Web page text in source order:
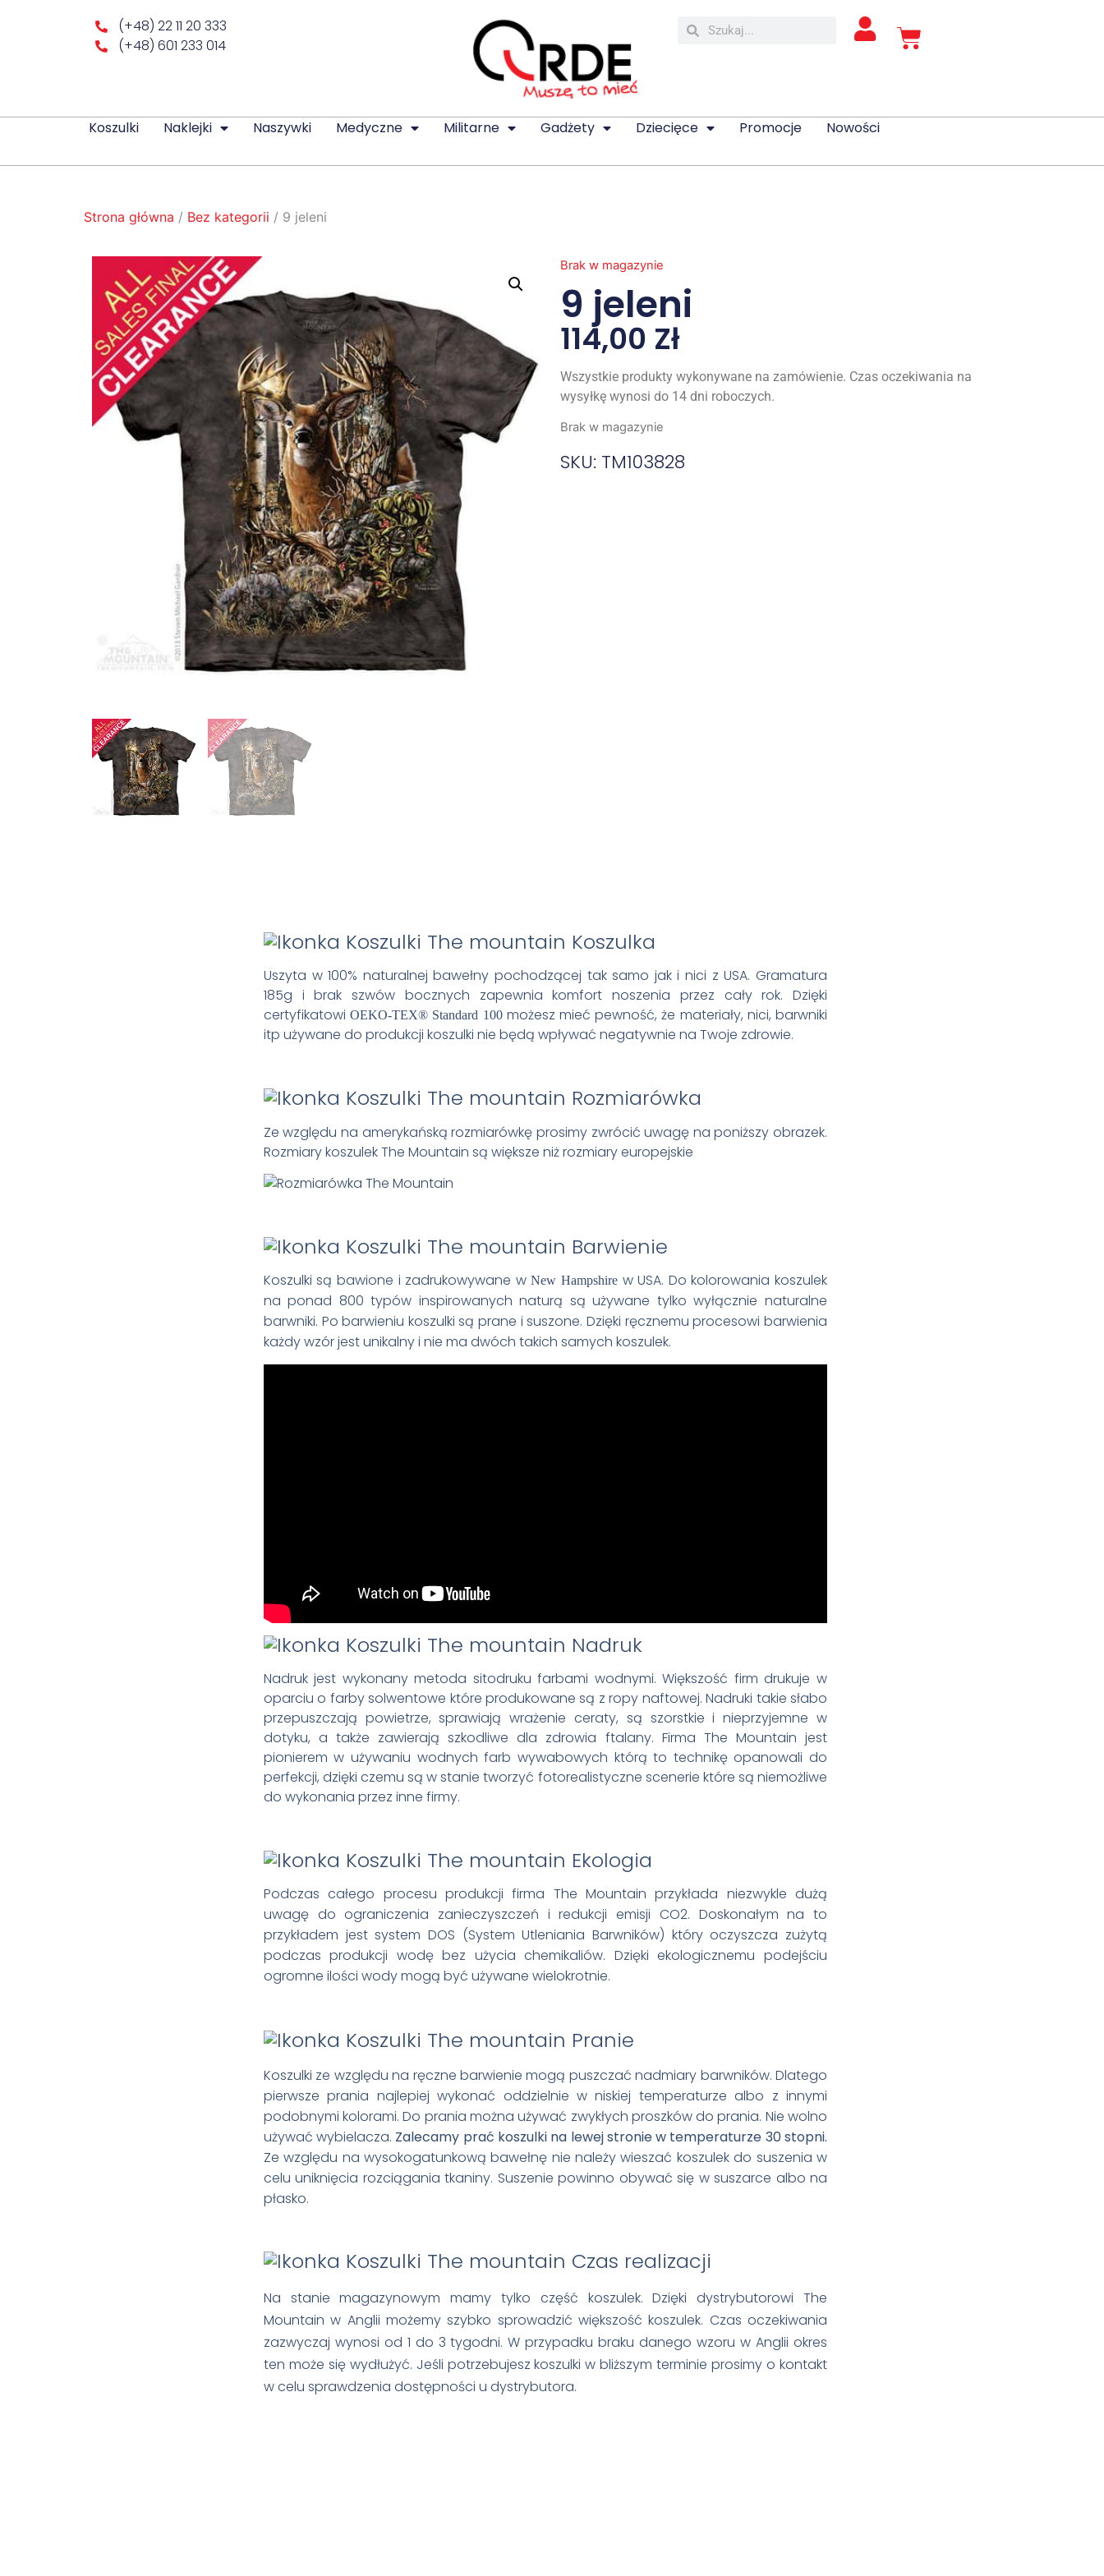
(+48) 22 11 20 333
(+48) 601 233 014
Koszulki Naklejki Naszywki Medyczne Militarne Gadżety Dziecięce Promocje Nowości
Strona główna / Bez kategorii / 9 jeleni
Brak w magazynie
9 jeleni
114,00 Zł
Wszystkie produkty wykonywane na zamówienie. Czas oczekiwania na
wysyłkę wynosi do 14 dni roboczych.
Brak w magazynie
SKU: TM103828
Koszulka
Uszyta w 100% naturalnej bawełny pochodzącej tak samo jak i nici z USA. Gramatura
185g i brak szwów bocznych zapewnia komfort noszenia przez cały rok. Dzięki
certyfikatowiOEKO-TEX® Standard 100 możesz mieć pewność, że materiały, nici, barwniki
itp używane do produkcji koszulki nie będą wpływać negatywnie na Twoje zdrowie.
Rozmiarówka
Ze względu na amerykańską rozmiarówkę prosimy zwrócić uwagę na poniższy obrazek.
Rozmiary koszulek The Mountain są większe niż rozmiary europejskie
Barwienie
Koszulki są bawione i zadrukowywane wNew Hampshire w USA. Do kolorowania koszulek
na ponad 800 typów inspirowanych naturą są używane tylko wyłącznie naturalne
barwniki. Po barwieniu koszulki są prane i suszone. Dzięki ręcznemu procesowi barwienia
każdy wzór jest unikalny i nie ma dwóch takich samych koszulek.
Nadruk
Nadruk jest wykonany metoda sitodruku farbami wodnymi. Większość firm drukuje w
oparciu o farby solwentowe które produkowane są z ropy naftowej. Nadruki takie słabo
przepuszczają powietrze, sprawiają wrażenie ceraty, są szorstkie i nieprzyjemne w
dotyku, a także zawierają szkodliwe dla zdrowia ftalany. Firma The Mountain jest
pionierem w używaniu wodnych farb wywabowych którą to technikę opanowali do
perfekcji, dzięki czemu są w stanie tworzyć fotorealistyczne scenerie które są niemożliwe
do wykonania przez inne firmy.
Ekologia
Podczas całego procesu produkcji firma The Mountain przykłada niezwykle dużą
uwagę do ograniczenia zanieczyszczeń i redukcji emisji CO2. Doskonałym na to
przykładem jest system DOS (System Utleniania Barwników) który oczyszcza zużytą
podczas produkcji wodę bez użycia chemikaliów. Dzięki ekologicznemu podejściu
ogromne ilości wody mogą być używane wielokrotnie.
Pranie
Koszulki ze względu na ręczne barwienie mogą puszczać nadmiary barwników. Dlatego
pierwsze prania najlepiej wykonać oddzielnie w niskiej temperaturze albo z innymi
podobnymi kolorami. Do prania można używać zwykłych proszków do prania. Nie wolno
używać wybielacza. Zalecamy prać koszulki na lewej stronie w temperaturze 30 stopni.
Ze względu na wysokogatunkową bawełnę nie należy wieszać koszulek do suszenia w
celu uniknięcia rozciągania tkaniny. Suszenie powinno obywać się w suszarce albo na
płasko.
Czas realizacji
Na stanie magazynowym mamy tylko część koszulek. Dzięki dystrybutorowi The
Mountain w Anglii możemy szybko sprowadzić większość koszulek. Czas oczekiwania
zazwyczaj wynosi od 1 do 3 tygodni. W przypadku braku danego wzoru w Anglii okres
ten może się wydłużyć. Jeśli potrzebujesz koszulki w bliższym terminie prosimy o kontakt
w celu sprawdzenia dostępności u dystrybutora.